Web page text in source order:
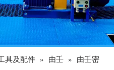
具及配件 » 由壬 » 由壬密